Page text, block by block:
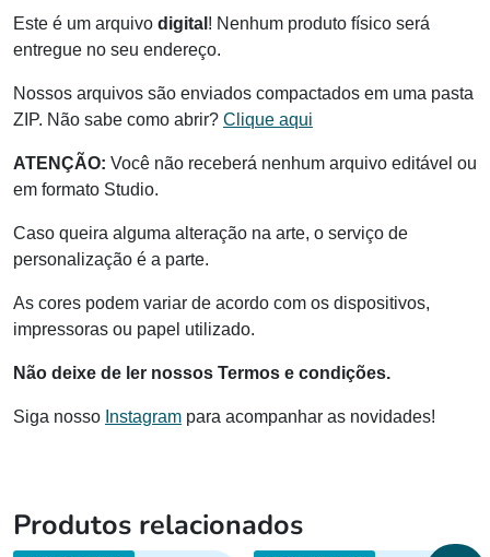
Este é um arquivo digital ! Nenhum produto físico será
entregue no seu endereço.
Nossos arquivos são enviados compactados em uma pasta
ZIP. Não sabe como abrir? Clique aqui
ATENÇÃO: Você não receberá nenhum arquivo editável ou
em formato Studio.
Caso queira alguma alteração na arte, o serviço de
personalização é a parte.
As cores podem variar de acordo com os dispositivos,
impressoras ou papel utilizado.
Não deixe de ler nossos Termos e condições.
Siga nosso Instagram para acompanhar as novidades!
Produtos relacionados